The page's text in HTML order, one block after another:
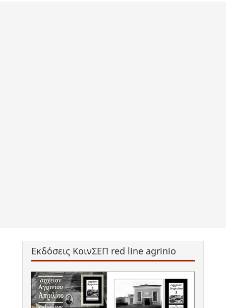
Εκδόσεις ΚοινΣΕΠ red line agrinio